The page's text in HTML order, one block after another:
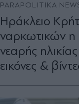
PARAPOLITIKA
Ηράκλειο
ναρκωτικών
νεαρής
εικόνες &